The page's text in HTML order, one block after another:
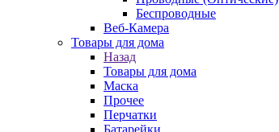
Беспроводные
Веб-Камера
Товары для дома
Назад
Товары для дома
Маска
Прочее
Перчатки
Батарейки